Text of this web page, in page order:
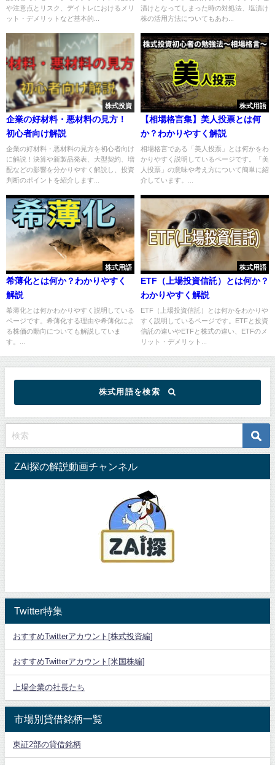
や注意点とリスク、デイトレにおけるメリ
ット・デメリットなど基本的...
漬けとなってしまった時の対処法、塩漬け
株の活用方法についてもあわ...
株式投資
企業の好材料・悪材料の見方！
初心者向け解説
企業の好材料・悪材料の見方を初心者向け
に解説！決算や新製品発表、大型契約、増
配などの影響を分かりやすく解説し、投資
判断のポイントを紹介します...
株式用語
【相場格言集】美人投票とは何
か？わかりやすく解説
相場格言である「美人投票」とは何かをわ
かりやすく説明しているページです。「美
人投票」の意味や考え方について簡単に紹
介しています。...
株式用語
希薄化とは何か？わかりやすく
解説
希薄化とは何かわかりやすく説明している
ページです。希薄化する理由や希薄化によ
る株価の動向についても解説していま
す。...
株式用語
ETF（上場投資信託）とは何か？
わかりやすく解説
ETF（上場投資信託）とは何かをわかりや
すく説明しているページです。ETFと投資
信託の違いやETFと株式の違い、ETFのメ
リット・デメリット...
株式用語を検索
ZAi探の解説動画チャンネル
Twitter特集
おすすめTwitterアカウント[株式投資編]
おすすめTwitterアカウント[米国株編]
上場企業の社長たち
市場別貸借銘柄一覧
東証2部の貸借銘柄